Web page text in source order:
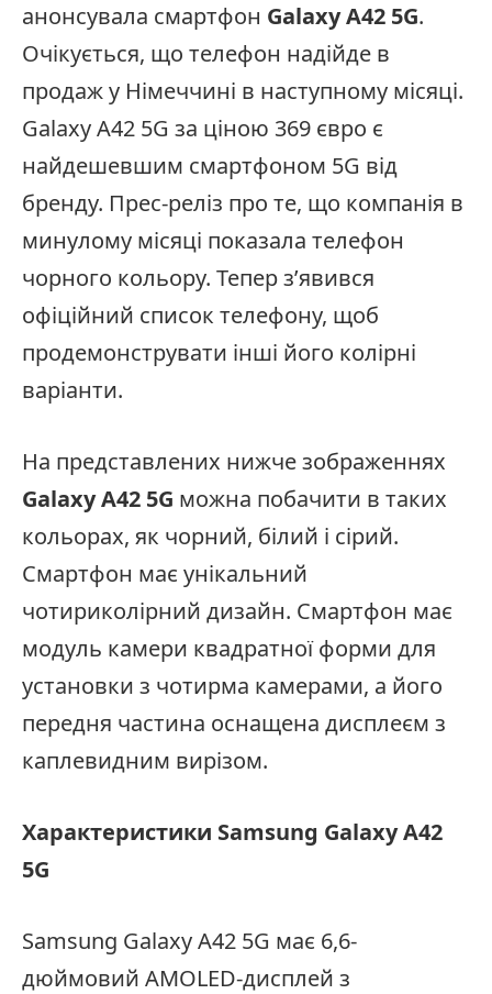
анонсувала смартфон Galaxy A42 5G.
Очікується, що телефон надійде в
продаж у Німеччині в наступному місяці.
Galaxy A42 5G за ціною 369 євро є
найдешевшим смартфоном 5G від
бренду. Прес-реліз про те, що компанія в
минулому місяці показала телефон
чорного кольору. Тепер з’явився
офіційний список телефону, щоб
продемонструвати інші його колірні
варіанти.
На представлених нижче зображеннях
Galaxy A42 5G можна побачити в таких
кольорах, як чорний, білий і сірий.
Смартфон має унікальний
чотириколірний дизайн. Смартфон має
модуль камери квадратної форми для
установки з чотирма камерами, а його
передня частина оснащена дисплеєм з
каплевидним вирізом.
Характеристики Samsung Galaxy A42
5G
Samsung Galaxy A42 5G має 6,6-
дюймовий AMOLED-дисплей з